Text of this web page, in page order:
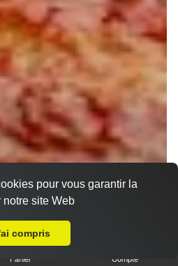
Panier Compte
pour vous garantir la
site Web
compris